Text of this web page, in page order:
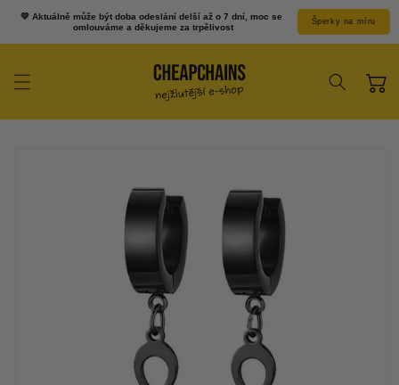
💛 Aktuálně může být doba odeslání delší až o 7 dní, moc se
omlouváme a děkujeme za trpělivost
Šperky na míru
Prejsť k
Košík